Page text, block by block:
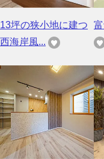
13坪の狭小地に建つ
西海岸風...